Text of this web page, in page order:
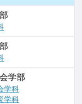
学部
学科
学科